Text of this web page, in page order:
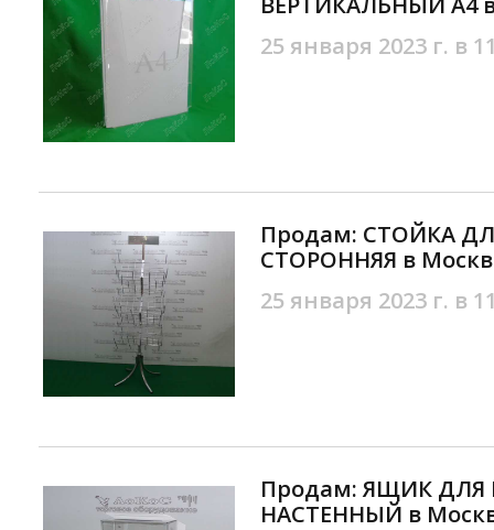
25 января 2023 г. в
Продам: СТОЙКА
СТОРОННЯЯ в
25 января 2023 г. в
Продам: ЯЩИК
НАСТЕННЫЙ в